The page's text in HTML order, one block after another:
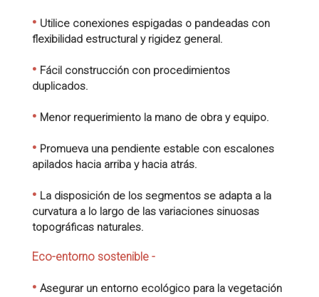
• Utilice conexiones espigadas o pandeadas con
flexibilidad estructural y rigidez general.
• Fácil construcción con procedimientos
duplicados.
• Menor requerimiento la mano de obra y equipo.
• Promueva una pendiente estable con escalones
apilados hacia arriba y hacia atrás.
• La disposición de los segmentos se adapta a la
curvatura a lo largo de las variaciones sinuosas
topográficas naturales.
Eco-entorno sostenible -
• Asegurar un entorno ecológico para la vegetación